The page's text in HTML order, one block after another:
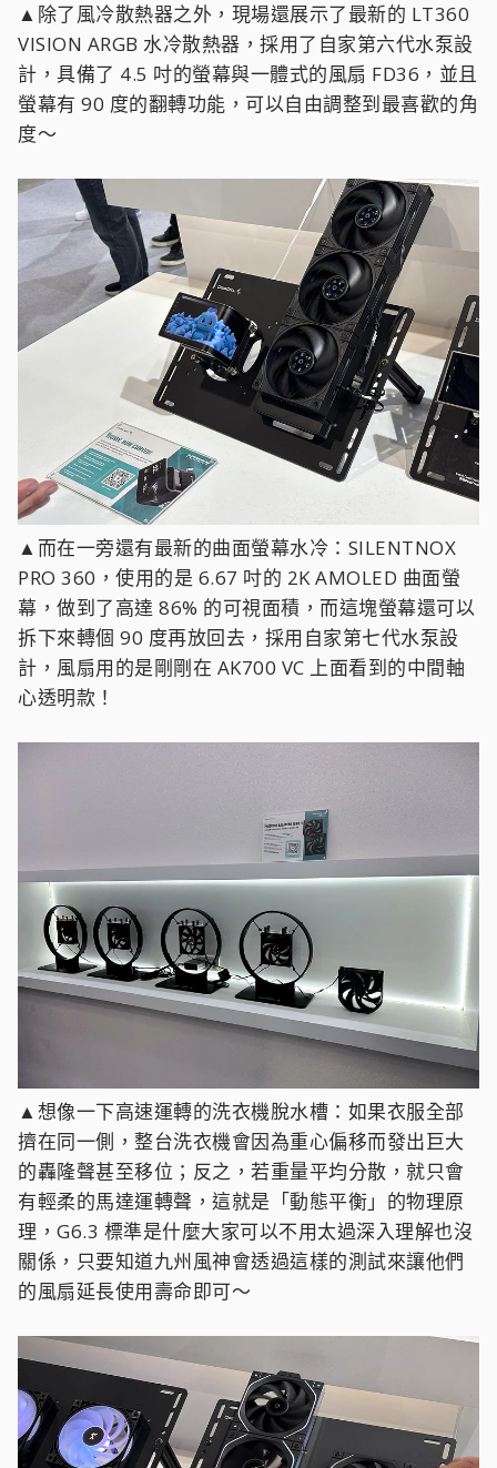
▲除了風冷散熱器之外，現場還展示了最新的 LT360
VISION ARGB 水冷散熱器，採用了自家第六代水泵設
計，具備了 4.5 吋的螢幕與一體式的風扇 FD36，並且
螢幕有 90 度的翻轉功能，可以自由調整到最喜歡的角
度～
▲而在一旁還有最新的曲面螢幕水冷：SILENTNOX
PRO 360，使用的是 6.67 吋的 2K AMOLED 曲面螢
幕，做到了高達 86% 的可視面積，而這塊螢幕還可以
拆下來轉個 90 度再放回去，採用自家第七代水泵設
計，風扇用的是剛剛在 AK700 VC 上面看到的中間軸
心透明款！
▲想像一下高速運轉的洗衣機脫水槽：如果衣服全部
擠在同一側，整台洗衣機會因為重心偏移而發出巨大
的轟隆聲甚至移位；反之，若重量平均分散，就只會
有輕柔的馬達運轉聲，這就是「動態平衡」的物理原
理，G6.3 標準是什麼大家可以不用太過深入理解也沒
關係，只要知道九州風神會透過這樣的測試來讓他們
的風扇延長使用壽命即可～